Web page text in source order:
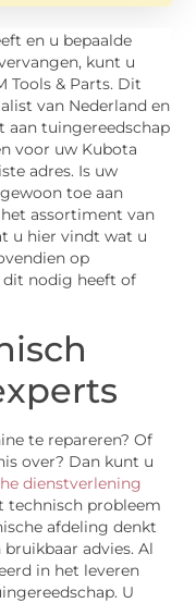
en u bepaalde
kunt u
Tools & Parts. Dit
van Nederland en
aan tuingereedschap
voor uw Kubota
adres. Is uw
toe aan
assortiment van
u hier vindt wat u
op
dit nodig heeft of
te repareren? Of
over? Dan kunt u
dienstverlening
technisch probleem
afdeling denkt
advies. Al
in het leveren
U